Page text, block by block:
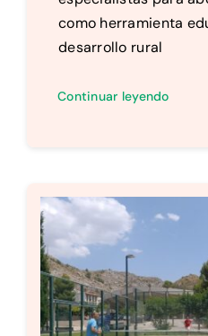
como herramienta
desarrollo rural
Continuar leyendo